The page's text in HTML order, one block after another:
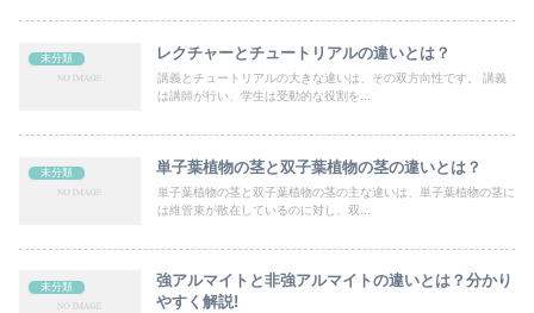
未分類 レクチャーとチュートリアルの違いとは？
講義とチュートリアルの大きな違いは、その双方向性です。 講義
は講師が行い、学生は受動的な役割を...
未分類 単子葉植物の茎と双子葉植物の茎の違いとは？
単子葉植物の茎と双子葉植物の茎の主な違いは、単子葉植物の茎に
は維管束が散在しているのに対し、双...
未分類
強アルマイトと非強アルマイトの違いとは？分かり
やすく解説!